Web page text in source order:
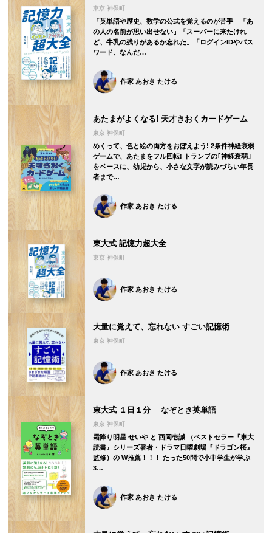
東京 神保町
「英単語や歴史、数学の公式を覚えるのが苦手」「あ
の人の名前が思い出せない」「スーパーに来たけれ
ど、牛乳の残りがあるか忘れた」「ログインIDやパス
ワード、なんだ…
作家 あおき たける
あたまがよくなる! 天才きおくカードゲーム
東京 神保町
めくって、色と絵の両方をおぼえよう! 2条件神経衰弱
ゲームで、あたまをフル回転! トランプの｢神経衰弱｣
をベースに、幼児から、小さな文字が読みづらい年長
者まで…
作家 あおき たける
東大式 記憶力超大全
東京 神保町
作家 あおき たける
大量に覚えて、忘れない すごい記憶術
東京 神保町
作家 あおき たける
東大式 １日１分 なぞとき英単語
東京 神保町
霜降り明星 せいや と 西岡壱誠 （ベストセラー『東大
読書』シリーズ著者・ドラマ日曜劇場『ドラゴン桜』
監修）の W推薦！！！ たった50問で小中学生が学ぶ
3…
作家 あおき たける